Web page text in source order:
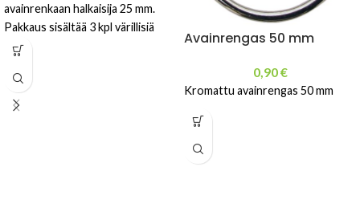
avainrenkaan halkaisija 25 mm.
Pakkaus sisältää 3 kpl värillisiä
avaimenperiä: sininen, punainen ja
Avainrengas 50 mm
0,90€
Kromattu avainrengas 50 mm